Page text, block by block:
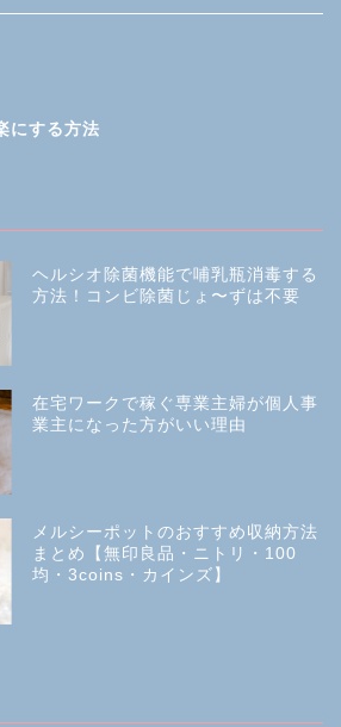
にする方法
ヘルシオ除菌機能で哺乳瓶消毒する
方法！コンビ除菌じょ〜ずは不要
在宅ワークで稼ぐ専業主婦が個人事
業主になった方がいい理由
メルシーポットのおすすめ収納方法
まとめ【無印良品・ニトリ・100
均・3coins・カインズ】